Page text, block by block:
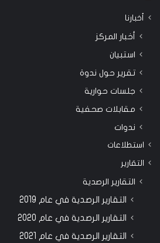
أخبارنا
أخبار المركز
استبيان
تقرير حول ندوة
جلسات حوارية
مقابلات صحفية
ندوات
استطلاعات
التقارير
التقارير الرصدية
التقارير الرصدية في عام 2019
التقارير الرصدية في عام 2020
التقارير الرصدية في عام 2021